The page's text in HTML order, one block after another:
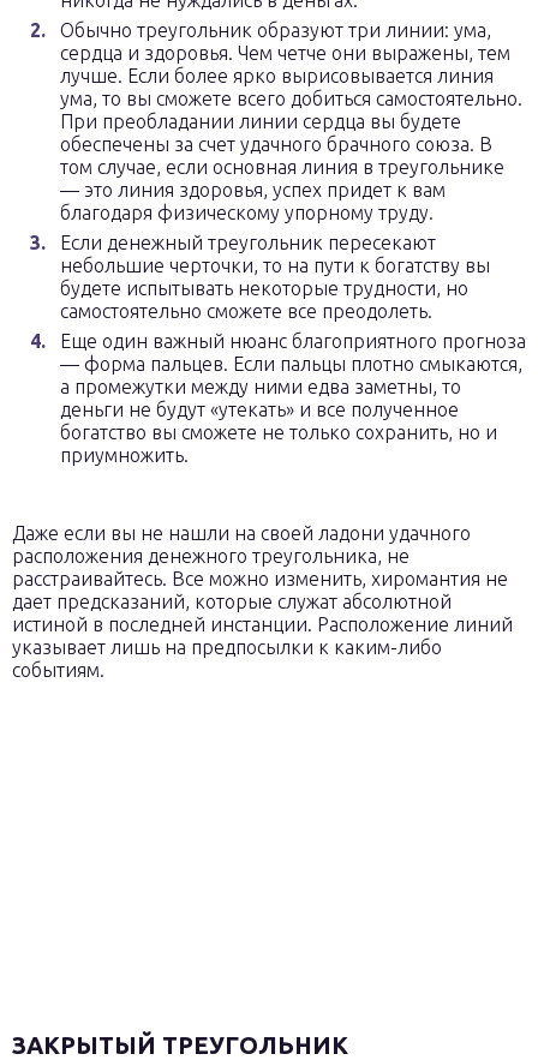
Обычно треугольник образуют три линии: ума,
сердца и здоровья. Чем четче они выражены, тем
лучше. Если более ярко вырисовывается линия
ума, то вы сможете всего добиться самостоятельно.
При преобладании линии сердца вы будете
обеспечены за счет удачного брачного союза. В
том случае, если основная линия в треугольнике
— это линия здоровья, успех придет к вам
благодаря физическому упорному труду.
Если денежный треугольник пересекают
небольшие черточки, то на пути к богатству вы
будете испытывать некоторые трудности, но
самостоятельно сможете все преодолеть.
Еще один важный нюанс благоприятного прогноза
— форма пальцев. Если пальцы плотно смыкаются,
а промежутки между ними едва заметны, то
деньги не будут «утекать» и все полученное
богатство вы сможете не только сохранить, но и
приумножить.
Даже если вы не нашли на своей ладони удачного
расположения денежного треугольника, не
расстраивайтесь. Все можно изменить, хиромантия не
дает предсказаний, которые служат абсолютной
истиной в последней инстанции. Расположение линий
указывает лишь на предпосылки к каким-либо
событиям.
ЗАКРЫТЫЙ ТРЕУГОЛЬНИК